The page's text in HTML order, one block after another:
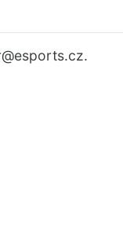
@esports.cz.